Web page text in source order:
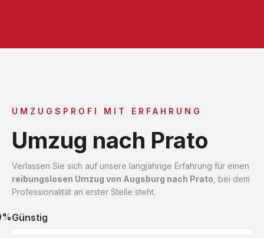
UMZUGSPROFI MIT ERFAHRUNG
Umzug nach Prato
Verlassen Sie sich auf unsere langjährige Erfahrung für einen
reibungslosen Umzug von Augsburg nach Prato , bei dem
Professionalität an erster Stelle steht.
Günstig